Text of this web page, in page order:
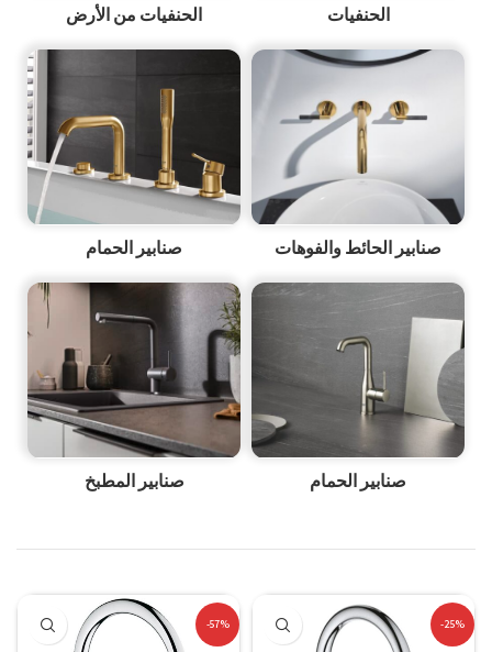
الحنفيات الحنفيات من الأرض
صنابير الحائط والفوهات صنابير الحمام
صنابير الحمام صنابير المطبخ
-25%
-57%